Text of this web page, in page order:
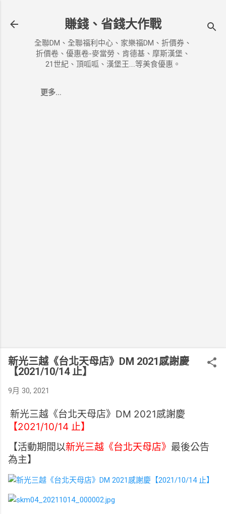
賺錢、省錢大作戰
全聯DM、全聯福利中心、家樂福DM、折價券、
折價卷、優惠卷-麥當勞、肯德基、摩斯漢堡、
21世紀、頂呱呱、漢堡王....等美食優惠。
更多…
新光三越《台北天母店》DM 2021感謝慶
【2021/10/14 止】
9月 30, 2021
新光三越《台北天母店》DM 2021感謝慶
【2021/10/14 止】
【活動期間以新光三越《台北天母店》 最後公告
為主】